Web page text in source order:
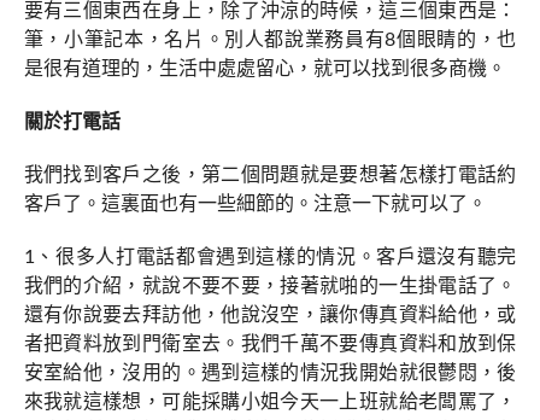
要有三個東西在身上，除了沖涼的時候，這三個東西是：
筆，小筆記本，名片。別人都說業務員有8個眼睛的，也
是很有道理的，生活中處處留心，就可以找到很多商機。
關於打電話
我們找到客戶之後，第二個問題就是要想著怎樣打電話約
客戶了。這裏面也有一些細節的。注意一下就可以了。
1、很多人打電話都會遇到這樣的情況。客戶還沒有聽完
我們的介紹，就說不要不要，接著就啪的一生掛電話了。
還有你說要去拜訪他，他說沒空，讓你傳真資料給他，或
者把資料放到門衛室去。我們千萬不要傳真資料和放到保
安室給他，沒用的。遇到這樣的情況我開始就很鬱悶，後
來我就這樣想，可能採購小姐今天一上班就給老闆罵了，